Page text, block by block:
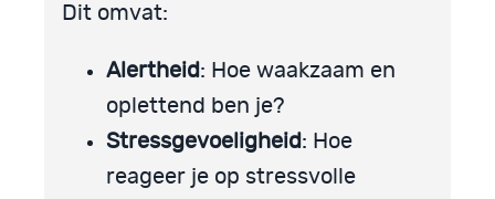
Dit omvat:
Alertheid : Hoe waakzaam en
oplettend ben je?
Stressgevoeligheid : Hoe
reageer je op stressvolle